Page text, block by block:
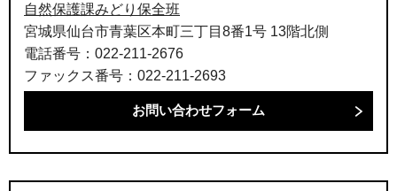
自然保護課みどり保全班
宮城県仙台市青葉区本町三丁目8番1号 13階北側
電話番号：022-211-2676
ファックス番号：022-211-2693